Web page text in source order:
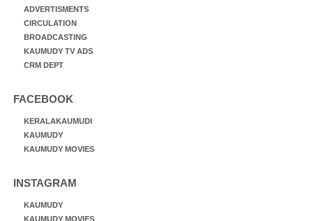
ADVERTISMENTS
CIRCULATION
BROADCASTING
KAUMUDY TV ADS
CRM DEPT
FACEBOOK
KERALAKAUMUDI
KAUMUDY
KAUMUDY MOVIES
INSTAGRAM
KAUMUDY
KAUMUDY MOVIES